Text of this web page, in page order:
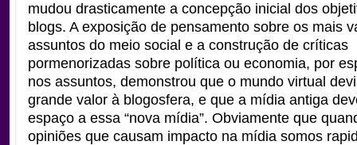
mudou drasticamente a concepção inicial dos
blogs. A exposição de pensamento sobre os mais
assuntos do meio social e a construção de críticas
pormenorizadas sobre política ou economia, por
nos assuntos, demonstrou que o mundo virtual
grande valor à blogosfera, e que a mídia antiga
espaço a essa “nova mídia”. Obviamente que
opiniões que causam impacto na mídia somos